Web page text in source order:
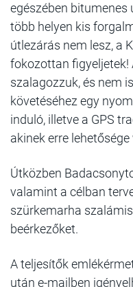
egészében bitumenes
több helyen kis
útlezárás nem lesz, a
fokozottan figyeljetek!
szalagozzuk, és nem
követéséhez egy
induló, illetve a GPS
akinek erre lehetősége
Útközben
valamint a célban
szürkemarha
beérkezőket.
A teljesítők
után e-mailben